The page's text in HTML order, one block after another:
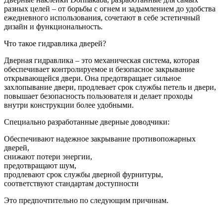
разных целей – от борьбы с огнем и задымлением до удобства
ежедневного использования, сочетают в себе эстетичный
дизайн и функциональность.
Что такое гидравлика дверей?
Дверная гидравлика – это механическая система, которая
обеспечивает контролируемое и безопасное закрывание
открывающейся двери. Она предотвращает сильное
захлопывание двери, продлевает срок службы петель и двери,
повышает безопасность пользователя и делает проходы
внутри конструкции более удобными.
Специально разработанные дверные доводчики:
Обеспечивают надежное закрывание противопожарных
дверей,
снижают потери энергии,
предотвращают шум,
продлевают срок службы дверной фурнитуры,
соответствуют стандартам доступности
Это предпочтительно по следующим причинам.